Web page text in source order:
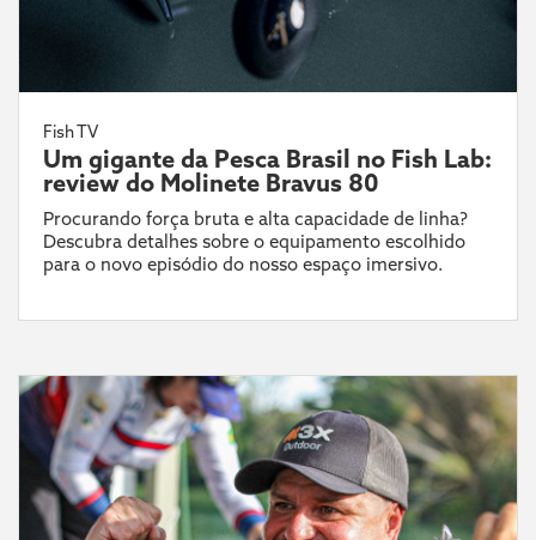
Fish TV
Um gigante da Pesca Brasil no Fish Lab:
review do Molinete Bravus 80
Procurando força bruta e alta capacidade de linha?
Descubra detalhes sobre o equipamento escolhido
para o novo episódio do nosso espaço imersivo.